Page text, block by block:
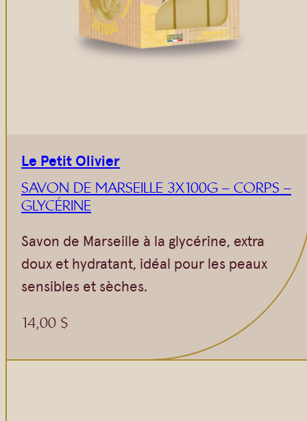
Le Petit Olivier
SAVON DE MARSEILLE 3X100G – CORPS –
GLYCÉRINE
Savon de Marseille à la glycérine, extra
doux et hydratant, idéal pour les peaux
sensibles et sèches.
14,00 $